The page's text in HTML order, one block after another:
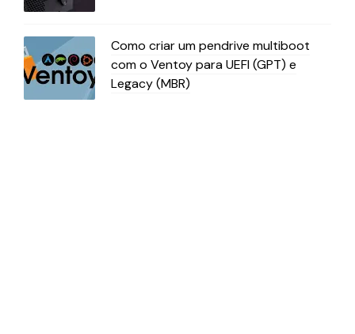
Como criar um pendrive multiboot
com o Ventoy para UEFI (GPT) e
Legacy (MBR)